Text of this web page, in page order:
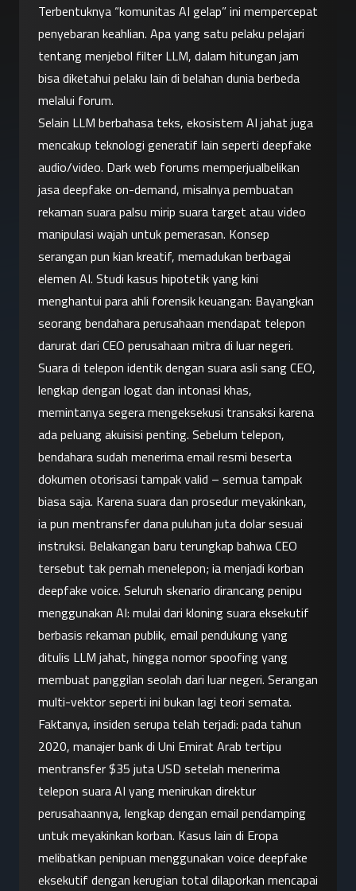
Terbentuknya “komunitas AI gelap” ini mempercepat
penyebaran keahlian. Apa yang satu pelaku pelajari
tentang menjebol filter LLM, dalam hitungan jam
bisa diketahui pelaku lain di belahan dunia berbeda
melalui forum.
Selain LLM berbahasa teks, ekosistem AI jahat juga
mencakup teknologi generatif lain seperti deepfake
audio/video. Dark web forums memperjualbelikan
jasa deepfake on-demand, misalnya pembuatan
rekaman suara palsu mirip suara target atau video
manipulasi wajah untuk pemerasan. Konsep
serangan pun kian kreatif, memadukan berbagai
elemen AI. Studi kasus hipotetik yang kini
menghantui para ahli forensik keuangan: Bayangkan
seorang bendahara perusahaan mendapat telepon
darurat dari CEO perusahaan mitra di luar negeri.
Suara di telepon identik dengan suara asli sang CEO,
lengkap dengan logat dan intonasi khas,
memintanya segera mengeksekusi transaksi karena
ada peluang akuisisi penting. Sebelum telepon,
bendahara sudah menerima email resmi beserta
dokumen otorisasi tampak valid – semua tampak
biasa saja. Karena suara dan prosedur meyakinkan,
ia pun mentransfer dana puluhan juta dolar sesuai
instruksi. Belakangan baru terungkap bahwa CEO
tersebut tak pernah menelepon; ia menjadi korban
deepfake voice. Seluruh skenario dirancang penipu
menggunakan AI: mulai dari kloning suara eksekutif
berbasis rekaman publik, email pendukung yang
ditulis LLM jahat, hingga nomor spoofing yang
membuat panggilan seolah dari luar negeri. Serangan
multi-vektor seperti ini bukan lagi teori semata.
Faktanya, insiden serupa telah terjadi: pada tahun
2020, manajer bank di Uni Emirat Arab tertipu
mentransfer $35 juta USD setelah menerima
telepon suara AI yang menirukan direktur
perusahaannya, lengkap dengan email pendamping
untuk meyakinkan korban. Kasus lain di Eropa
melibatkan penipuan menggunakan voice deepfake
eksekutif dengan kerugian total dilaporkan mencapai